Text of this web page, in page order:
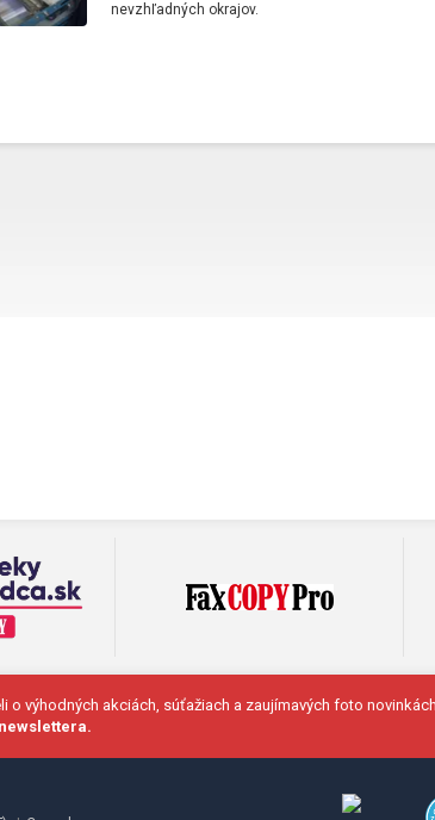
nevzhľadných okrajov.
o výhodných akciách, súťažiach a zaujímavých foto